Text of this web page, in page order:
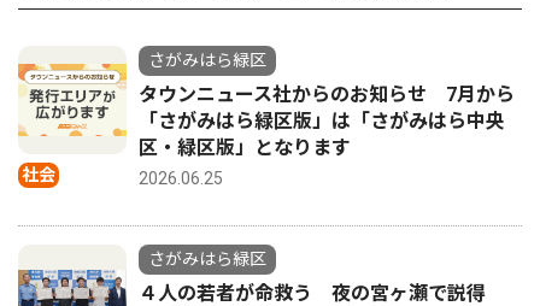
社会
さがみはら緑区
タウンニュース社からのお知らせ 7月から
「さがみはら緑区版」は「さがみはら中央
区・緑区版」となります
2026.06.25
さがみはら緑区
４人の若者が命救う 夜の宮ヶ瀬で説得